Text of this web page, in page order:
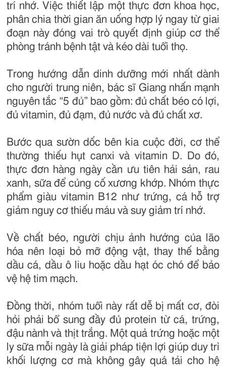
trí nhớ. Việc thiết lập một thực đơn khoa học,
phân chia thời gian ăn uống hợp lý ngay từ giai
đoạn này đóng vai trò quyết định giúp cơ thể
phòng tránh bệnh tật và kéo dài tuổi thọ.
Trong hướng dẫn dinh dưỡng mới nhất dành
cho người trung niên, bác sĩ Giang nhấn mạnh
nguyên tắc “5 đủ” bao gồm: đủ chất béo có lợi,
đủ vitamin, đủ đạm, đủ nước và đủ chất xơ.
Bước qua sườn dốc bên kia cuộc đời, cơ thể
thường thiếu hụt canxi và vitamin D. Do đó,
thực đơn hàng ngày cần ưu tiên hải sản, rau
xanh, sữa để củng cố xương khớp. Nhóm thực
phẩm giàu vitamin B12 như trứng, cá hỗ trợ
giảm nguy cơ thiếu máu và suy giảm trí nhớ.
Về chất béo, người chịu ảnh hưởng của lão
hóa nên loại bỏ mỡ động vật, thay thế bằng
dầu cá, dầu ô liu hoặc dầu hạt óc chó để bảo
vệ hệ tim mạch.
Đồng thời, nhóm tuổi này rất dễ bị mất cơ, đòi
hỏi phải bổ sung đầy đủ protein từ cá, trứng,
đậu nành và thịt trắng. Một quả trứng hoặc một
ly sữa mỗi ngày là giải pháp tiện lợi giúp duy trì
khối lượng cơ mà không gây quá tải cho hệ